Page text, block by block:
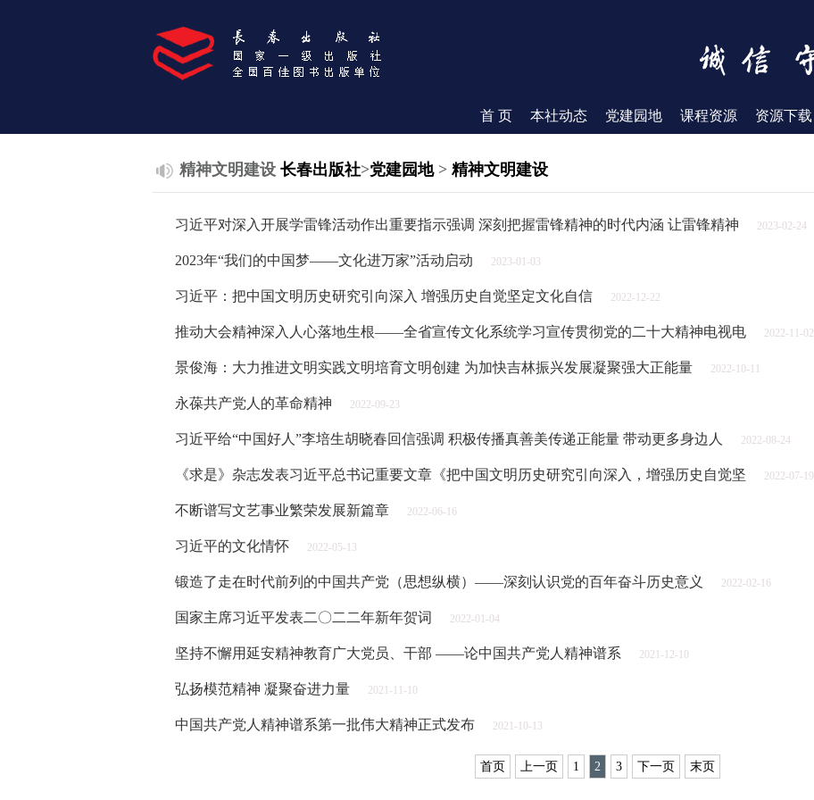
首 页 本社动态 党建园地 课程资源 资源下载
精神文明建设 长春出版社>党建园地> 精神文明建设
习近平对深入开展学雷锋活动作出重要指示强调 深刻把握雷锋精神的时代内涵 让雷锋精神 2023-02-24
2023年“我们的中国梦——文化进万家”活动启动 2023-01-03
习近平：把中国文明历史研究引向深入 增强历史自觉坚定文化自信 2022-12-22
推动大会精神深入人心落地生根——全省宣传文化系统学习宣传贯彻党的二十大精神电视电 2022-11-02
景俊海：大力推进文明实践文明培育文明创建 为加快吉林振兴发展凝聚强大正能量 2022-10-11
永葆共产党人的革命精神 2022-09-23
习近平给“中国好人”李培生胡晓春回信强调 积极传播真善美传递正能量 带动更多身边人 2022-08-24
《求是》杂志发表习近平总书记重要文章《把中国文明历史研究引向深入，增强历史自觉坚 2022-07-19
不断谱写文艺事业繁荣发展新篇章 2022-06-16
习近平的文化情怀 2022-05-13
锻造了走在时代前列的中国共产党（思想纵横）——深刻认识党的百年奋斗历史意义 2022-02-16
国家主席习近平发表二〇二二年新年贺词 2022-01-04
坚持不懈用延安精神教育广大党员、干部 ——论中国共产党人精神谱系 2021-12-10
弘扬模范精神 凝聚奋进力量 2021-11-10
中国共产党人精神谱系第一批伟大精神正式发布 2021-10-13
首页 上一页 1 2 3 下一页 末页